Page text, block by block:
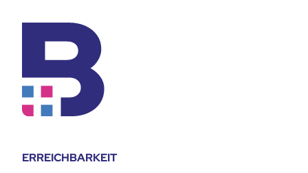
ERREICHBARKEIT